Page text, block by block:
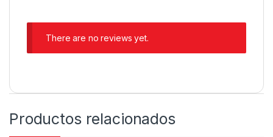
There are no reviews yet.
Productos relacionados